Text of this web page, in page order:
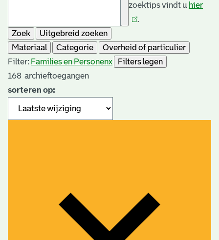
zoektips vindt u hier
.
Zoek
Uitgebreid zoeken
Materiaal
Categorie
Overheid of particulier
Filter: Families en Personenx
Filters legen
168 archieftoegangen
sorteren op: